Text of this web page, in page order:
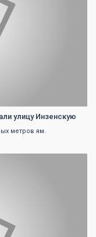
улицу Инзенскую
метров ям.